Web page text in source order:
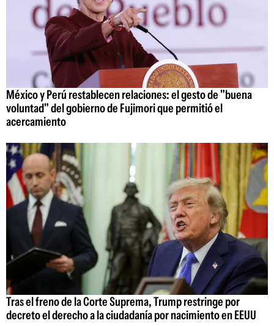
México y Perú restablecen relaciones: el gesto de "buena
voluntad" del gobierno de Fujimori que permitió el
acercamiento
Tras el freno de la Corte Suprema, Trump restringe por
decreto el derecho a la ciudadanía por nacimiento en EEUU